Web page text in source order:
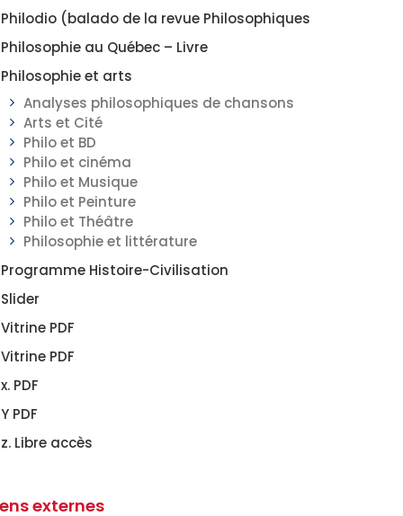
Philodio (balado de la revue Philosophiques
Philosophie au Québec – Livre
Philosophie et arts
Analyses philosophiques de chansons
Arts et Cité
Philo et BD
Philo et cinéma
Philo et Musique
Philo et Peinture
Philo et Théâtre
Philosophie et littérature
Programme Histoire-Civilisation
Slider
Vitrine PDF
Vitrine PDF
x. PDF
Y PDF
z. Libre accès
externes